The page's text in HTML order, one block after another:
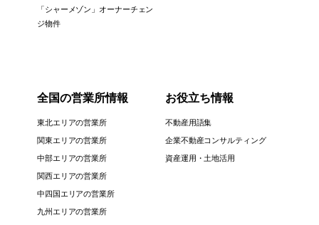
「シャーメゾン」オーナーチェン
ジ物件
全国の営業所情報
東北エリアの営業所
関東エリアの営業所
中部エリアの営業所
関西エリアの営業所
中四国エリアの営業所
九州エリアの営業所
お役立ち情報
不動産用語集
企業不動産コンサルティング
資産運用・土地活用